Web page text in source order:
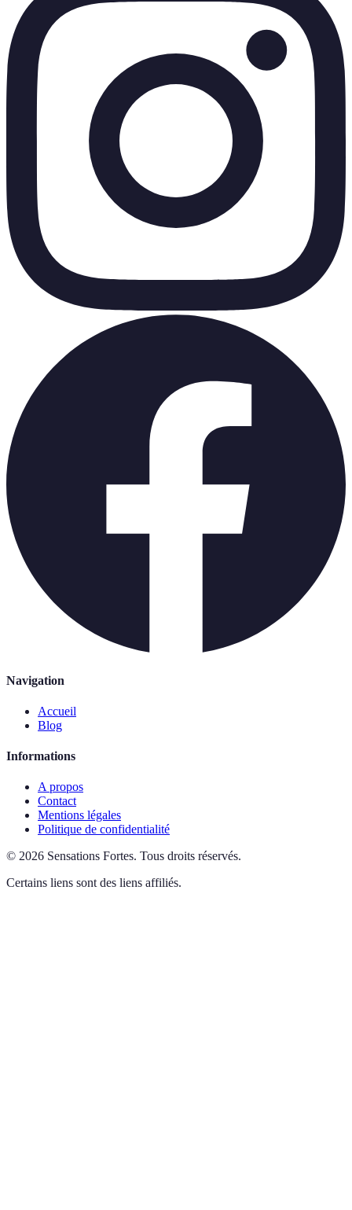
Navigation
Accueil
Blog
Informations
A propos
Contact
Mentions légales
Politique de confidentialité
© 2026 Sensations Fortes. Tous droits réservés.
Certains liens sont des liens affiliés.